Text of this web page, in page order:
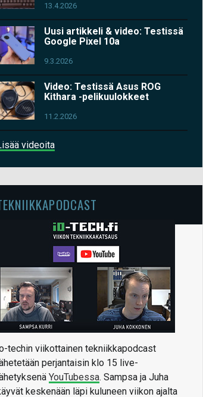
13.4.2026
Uusi artikkeli & video: Testissä
Google Pixel 10a
9.3.2026
Video: Testissä Asus ROG
Kithara -pelikuulokkeet
11.2.2026
videoita
techin viikottainen tekniikkapodcast
perjantaisin klo 15 live-
YouTubessa. Sampsa ja Juha
keskenään läpi kuluneen viikon ajalta